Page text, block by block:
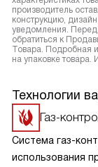
производитель
конструкцию,
уведомления.
обратиться к
Товара. Подробная
на упаковке
Технологии
Газ-
Система газ-
использования